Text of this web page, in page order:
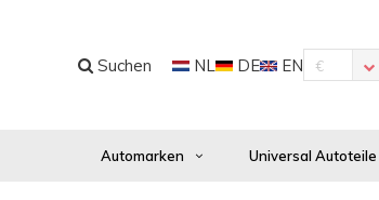
Suchen NL DE EN €
Automarken Universal Autoteile